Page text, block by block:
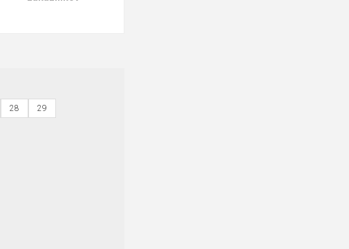
28 29